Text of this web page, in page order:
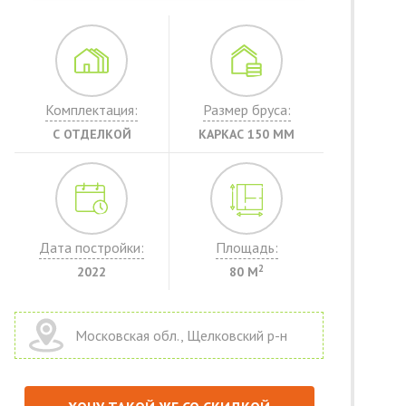
Комплектация:
С ОТДЕЛКОЙ
Размер бруса:
КАРКАС 150 ММ
Дата постройки:
2022
Площадь:
80 М2
Московская обл., Щелковский р-н